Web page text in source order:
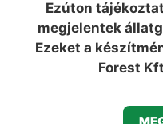
akcióinkról és
Ezúton
megjelentek
Ezeket a
Forest